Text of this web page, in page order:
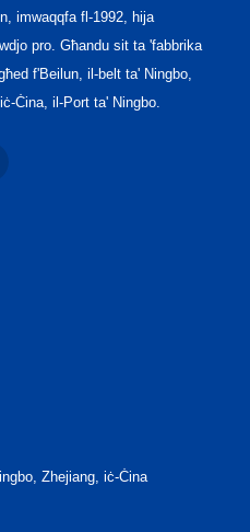
imwaqqfa fl-1992, hija
pro. Għandu sit ta 'fabbrika
f'Beilun, il-belt ta' Ningbo,
Ċina, il-Port ta' Ningbo.
Zhejiang, iċ-Ċina